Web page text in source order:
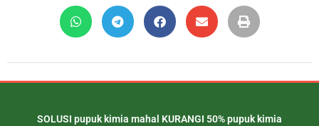
SOLUSI pupuk kimia mahal KURANGI 50% pupuk kimia